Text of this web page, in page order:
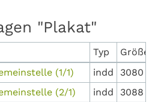
"Plakat"
Typ
Größe
(1/1)
indd
3080
(2/1)
indd
3088